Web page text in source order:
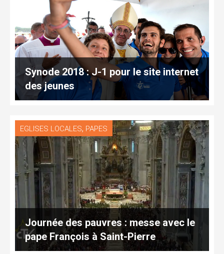
Synode 2018 : J-1 pour le site internet
des jeunes
EGLISES LOCALES, PAPES
Journée des pauvres : messe avec le
pape François à Saint-Pierre